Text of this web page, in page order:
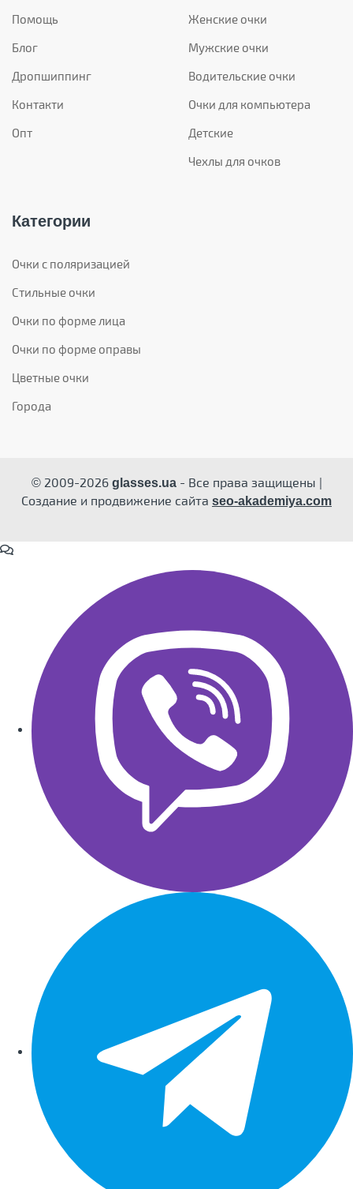
Помощь
Блог
Дропшиппинг
Контакти
Опт
Женские очки
Мужские очки
Водительские очки
Очки для компьютера
Детские
Чехлы для очков
Категории
Очки с поляризацией
Стильные очки
Очки по форме лица
Очки по форме оправы
Цветные очки
Города
© 2009-2026glasses.ua- Все права защищены |
Создание и продвижение сайта seo-akademiya.com